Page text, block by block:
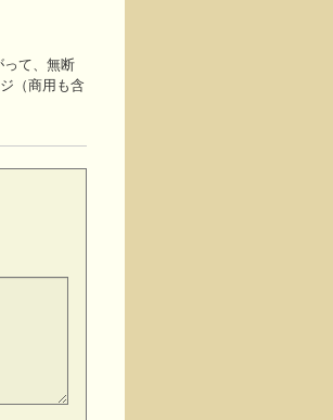
って、無断
（商用も含